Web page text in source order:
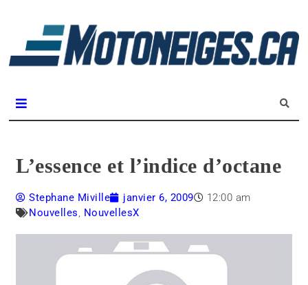
L’essence et l’indice d’octane
Stephane Miville janvier 6, 2009
12:00 am
Nouvelles, NouvellesX